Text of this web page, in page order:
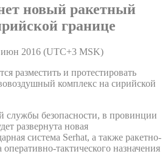
новый ракетный
границе
2016 (UTC+3 MSK)
разместить и протестировать
комплекс на сирийской
службы безопасности, в провинции
развернута новая
система Serhat, а также ракетно-
тактического назначения